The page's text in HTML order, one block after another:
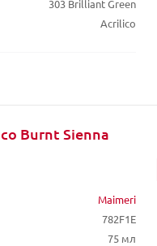
303 Brilliant Green
Acrilico
Burnt Sienna
Maimeri
782F1E
75 мл